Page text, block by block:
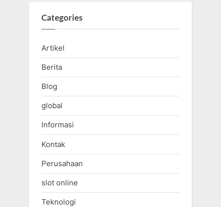
Categories
Artikel
Berita
Blog
global
Informasi
Kontak
Perusahaan
slot online
Teknologi